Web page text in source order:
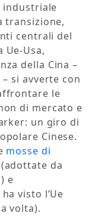
industriale
transizione,
centrali del
Usa,
della Cina –
– si avverte con
le
di mercato e
un giro di
Cinese.
mosse di
(adottate da
e
visto l’Ue
volta).